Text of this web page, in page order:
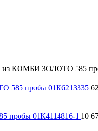
из КОМБИ ЗОЛОТО 585
585 пробы 01К6213335
01К4114816-1 10